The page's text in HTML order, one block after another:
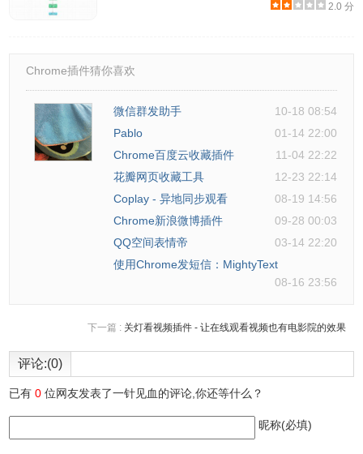
Auto BCC for Gmail注意事项
Auto BCC for Gmail联系方式
2.0 分
Chrome插件猜你喜欢
微信群发助手
10-18 08:54
Pablo
01-14 22:00
Chrome百度云收藏插件
11-04 22:22
花瓣网页收藏工具
12-23 22:14
Coplay - 异地同步观看
08-19 14:56
Chrome新浪微博插件
09-28 00:03
QQ空间表情帝
03-14 22:20
使用Chrome发短信：MightyText
08-16 23:56
下一篇 : 关灯看视频插件 - 让在线观看视频也有电影院的效果
评论:(0)
已有0 位网友发表了一针见血的评论,你还等什么？
昵称(必填)